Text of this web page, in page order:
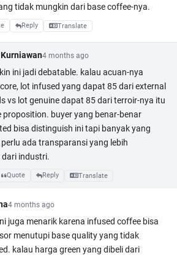
tidak mungkin dari base coffee-nya.
Reply Translate
4 months ago
ini jadi debatable. kalau acuan-nya
lot infused yang dapat 85 dari external
vs lot genuine dapat 85 dari terroir-nya itu
proposition. buyer yang benar-benar
bisa distinguish ini tapi banyak yang
ada transparansi yang lebih
industri.
Quote Reply Translate
4 months ago
juga menarik karena infused coffee bisa
menutupi base quality yang tidak
kalau harga green yang dibeli dari